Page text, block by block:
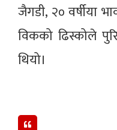
जैगडी, २० वर्षीया
विकको ढिस्कोले
थियो।